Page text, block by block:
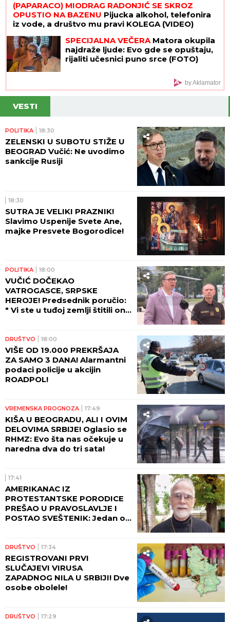
(PAPARACO) MIODRAG RADONJIĆ SE SKROZ
OPUSTIO NA BAZENU Pijucka alkohol, telefonira
iz vode, a društvo mu pravi KOLEGA (VIDEO)
SPECIJALNA VEČERAMatora okupila
najdraže ljude: Evo gde se opuštaju,
rijaliti učesnici puno srce (FOTO)
by Aklamator
VESTI
POLITIKA 18:30
ZELENSKI U SUBOTU STIŽE U
BEOGRAD Vučić: Ne uvodimo
sankcije Rusiji
18:30
SUTRA JE VELIKI PRAZNIK!
Slavimo Uspenije Svete Ane,
majke Presvete Bogorodice!
POLITIKA 18:00
VUČIĆ DOČEKAO
VATROGASCE, SRPSKE
HEROJE! Predsednik poručio:
" Vi ste u tuđoj zemlji štitili ono
DRUŠTVO 18:00
VIŠE OD 19.000 PREKRŠAJA
ZA SAMO 3 DANA! Alarmantni
podaci policije u akcijin
ROADPOL!
VREMENSKA PROGNOZA 17:49
KIŠA U BEOGRADU, ALI I OVIM
DELOVIMA SRBIJE! Oglasio se
RHMZ: Evo šta nas očekuje u
naredna dva do tri sata!
17:41
AMERIKANAC IZ
PROTESTANTSKE PORODICE
PREŠAO U PRAVOSLAVLJE I
POSTAO SVEŠTENIK: Jedan od
putu preobraćenja
DRUŠTVO 17:34
REGISTROVANI PRVI
SLUČAJEVI VIRUSA
ZAPADNOG NILA U SRBIJI! Dve
osobe obolele!
DRUŠTVO 17:29